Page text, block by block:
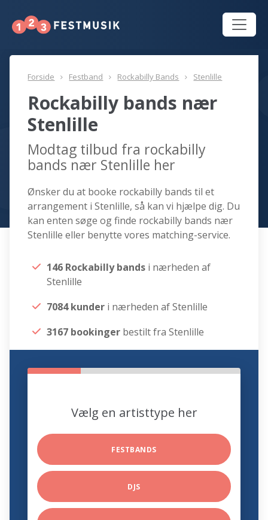
Forside Festband Rockabilly Bands Stenlille
Rockabilly bands nær
Stenlille
Modtag tilbud fra rockabilly
bands nær Stenlille her
Ønsker du at booke rockabilly bands til et
arrangement i Stenlille, så kan vi hjælpe dig. Du
kan enten søge og finde rockabilly bands nær
Stenlille eller benytte vores matching-service.
146 Rockabilly bands i nærheden af
Stenlille
7084 kunder i nærheden af Stenlille
3167 bookinger bestilt fra Stenlille
Vælg en artisttype her
FESTBANDS
DJS